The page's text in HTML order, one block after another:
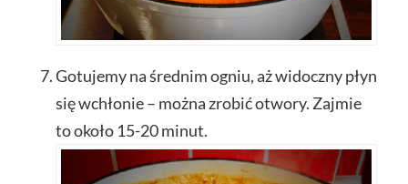
Gotujemy na średnim ogniu, aż widoczny płyn
się wchłonie – można zrobić otwory. Zajmie
to około 15-20 minut.